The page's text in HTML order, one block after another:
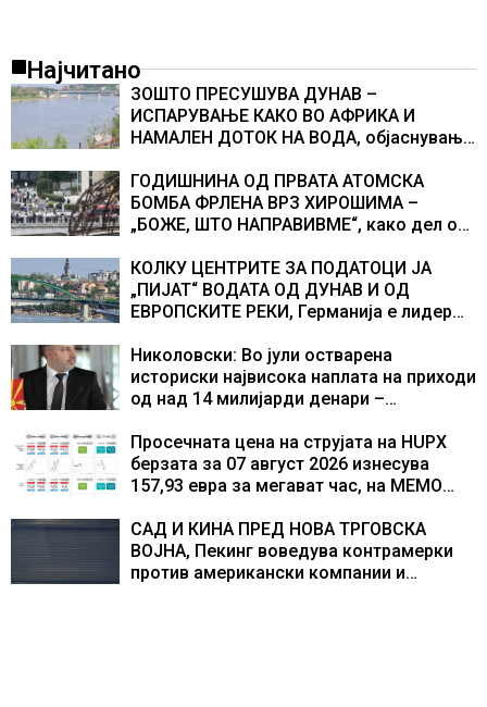
Најчитано
ЗОШТО ПРЕСУШУВА ДУНАВ –
ИСПАРУВАЊЕ КАКО ВО АФРИКА И
НАМАЛЕН ДОТОК НА ВОДА, објаснување
ГОДИШНИНА ОД ПРВАТА АТОМСКА
БОМБА ФРЛЕНА ВРЗ ХИРОШИМА –
„БОЖЕ, ШТО НАПРАВИВМЕ“, како дел од
учесниците во бомбардирањето го
доживуваа овој настан што го промени
текот на историјата
КОЛКУ ЦЕНТРИТЕ ЗА ПОДАТОЦИ ЈА
„ПИЈАТ“ ВОДАТА ОД ДУНАВ И ОД
ЕВРОПСКИТЕ РЕКИ, Германија е лидер
центри за податоци
Николовски: Во јули остварена
историски највисока наплата на приходи
од над 14 милијарди денари –
резултати
Просечната цена на струјата на HUPX
берзата за 07 август 2026 изнесува
157,93 евра за мегават час, на МЕМО
САД И КИНА ПРЕД НОВА ТРГОВСКА
ВОЈНА, Пекинг воведува контрамерки
против американски компании и